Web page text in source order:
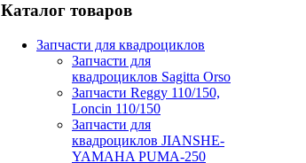
Каталог товаров
Запчасти для квадроциклов
Запчасти для
квадроциклов Sagitta Orso
Запчасти Reggy 110/150,
Loncin 110/150
Запчасти для
квадроциклов JIANSHE-
YAMAHA PUMA-250